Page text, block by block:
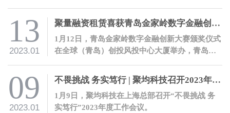
13
2023.01
聚量融资租赁喜获青岛金家岭数字金融创新大赛二等奖
1月12日，青岛金家岭数字金融创新大赛颁奖仪式
在全球（青岛）创投风投中心大厦举办，青岛聚
项目二等奖。
09
2023.01
不畏挑战 务实笃行 | 聚均科技召开2023年度工作会议
1月9日，聚均科技在上海总部召开“不畏挑战 务
实笃行”2023年度工作会议。